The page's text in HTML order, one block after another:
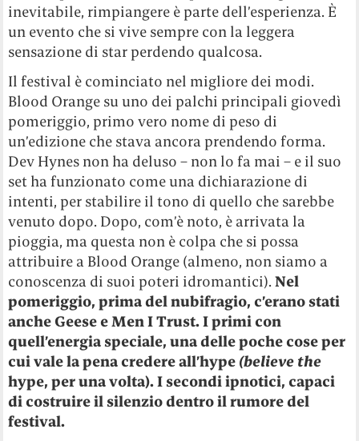
inevitabile, rimpiangere è parte dell’esperienza. È
un evento che si vive sempre con la leggera
sensazione di star perdendo qualcosa.
Il festival è cominciato nel migliore dei modi.
Blood Orange su uno dei palchi principali giovedì
pomeriggio, primo vero nome di peso di
un’edizione che stava ancora prendendo forma.
Dev Hynes non ha deluso – non lo fa mai – e il suo
set ha funzionato come una dichiarazione di
intenti, per stabilire il tono di quello che sarebbe
venuto dopo. Dopo, com’è noto, è arrivata la
pioggia, ma questa non è colpa che si possa
attribuire a Blood Orange (almeno, non siamo a
conoscenza di suoi poteri idromantici).Nel
pomeriggio, prima del nubifragio, c’erano stati
anche Geese e Men I Trust. I primi con
quell’energia speciale, una delle poche cose per
cui vale la pena credere all’hype (believe the
hype, per una volta). I secondi ipnotici, capaci
di costruire il silenzio dentro il rumore del
festival.